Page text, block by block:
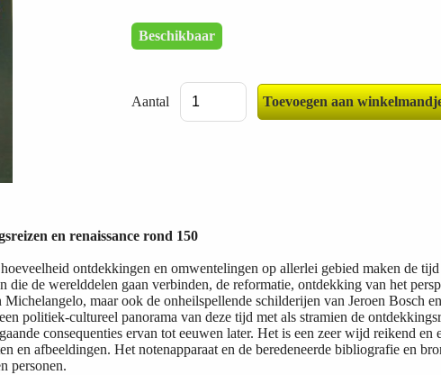
Beschikbaar
Aantal
en renaissance rond 150
ontdekkingen en omwentelingen op allerlei gebied maken de
die de werelddelen gaan verbinden, de reformatie, ontdekking van het
maar ook de onheilspellende schilderijen van Jeroen Bosch
politiek-cultureel panorama van deze tijd met als stramien de
consequenties ervan tot eeuwen later. Het is een zeer wijd reikend
en afbeeldingen. Het notenapparaat en de beredeneerde bibliografie en
personen.